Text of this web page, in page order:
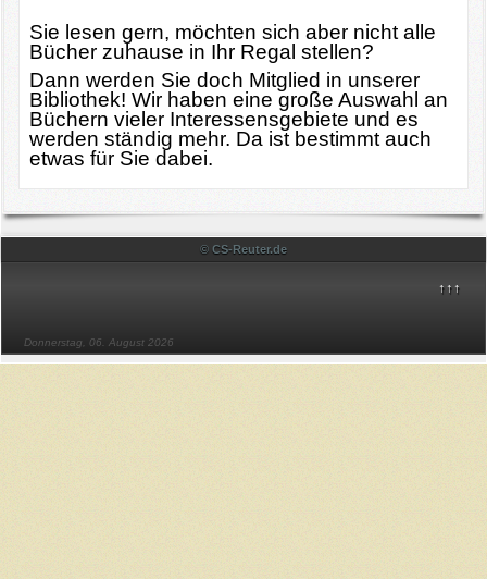
Impressum
Vereine & Partner
Sponsoren
Sie lesen gern, möchten sich aber nicht alle
Bücher zuhause in Ihr Regal stellen?
Dann werden Sie doch Mitglied in unserer
Bibliothek! Wir haben eine große Auswahl an
Büchern vieler Interessensgebiete und es
werden ständig mehr. Da ist bestimmt auch
etwas für Sie dabei.
© CS-Reuter.de
↑↑↑
Donnerstag, 06. August 2026